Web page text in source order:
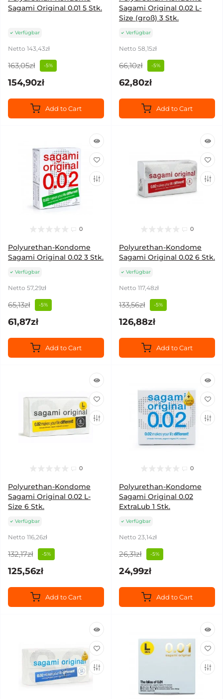
Sagami Original 0.01 5 Stk.
Verfügbar
Netto 143,43zł
163,05zł -5%
154,90zł
Add to Cart
Sagami Original 0.02 L-
Size (groß) 3 Stk.
Verfügbar
Netto 58,15zł
66,10zł -5%
62,80zł
Add to Cart
0
Polyurethan-Kondome
Sagami Original 0.02 3 Stk.
Verfügbar
Netto 57,29zł
65,13zł -5%
61,87zł
Add to Cart
0
Polyurethan-Kondome
Sagami Original 0.02 6 Stk.
Verfügbar
Netto 117,48zł
133,56zł -5%
126,88zł
Add to Cart
0
Polyurethan-Kondome
Sagami Original 0.02 L-
Size 6 Stk.
Verfügbar
Netto 116,26zł
132,17zł -5%
125,56zł
Add to Cart
0
Polyurethan-Kondome
Sagami Original 0.02
ExtraLub 1 Stk.
Verfügbar
Netto 23,14zł
26,31zł -5%
24,99zł
Add to Cart